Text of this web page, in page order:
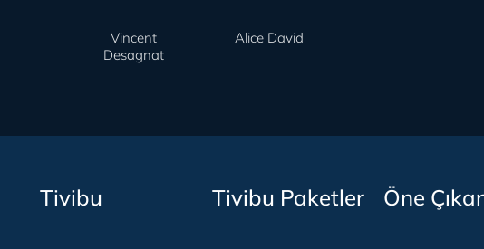
Vincent
Desagnat
Alice David
Tivibu Tivibu Paketler Öne